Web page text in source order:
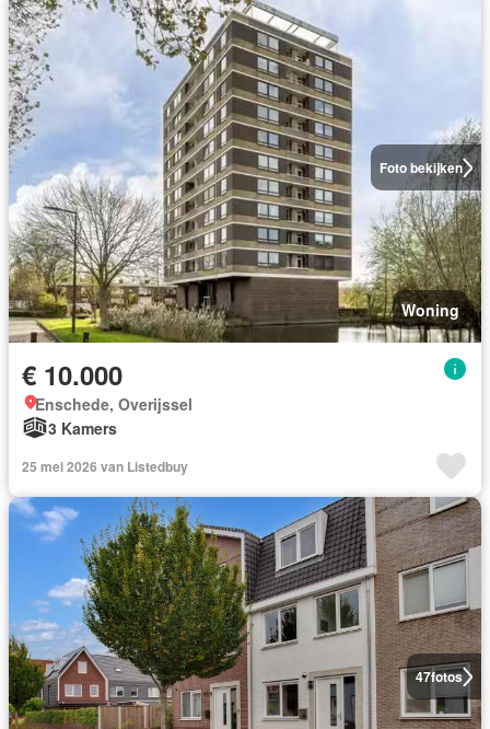
Foto bekijken
Woning
€ 10.000
Enschede, Overijssel
3 Kamers
25 mei 2026 van Listedbuy
47fotos